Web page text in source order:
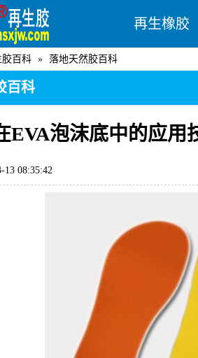
再生橡胶
胶百科 落地天然胶百科
百科
EVA泡沫底中的应用
13 08:35:42